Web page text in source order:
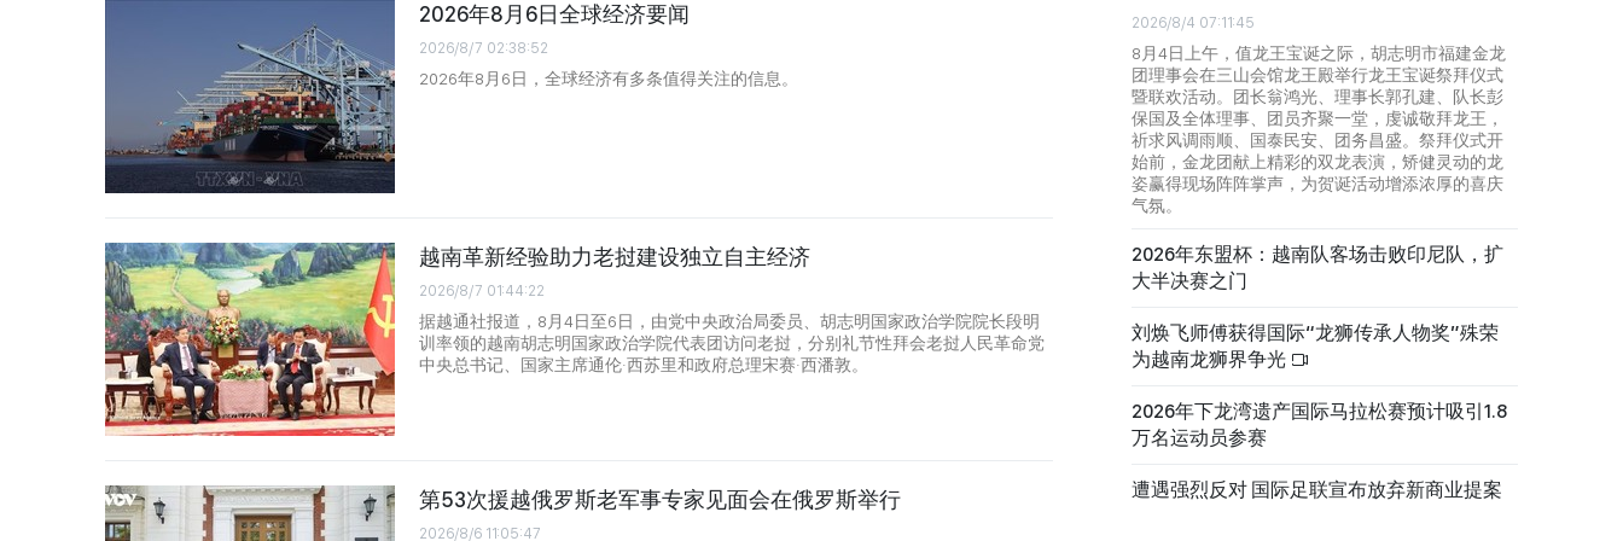
2026年8月6日全球经济要闻
2026/8/7 02:38:52
2026年8月6日，全球经济有多条值得关注的信息。
越南革新经验助力老挝建设独立自主经济
2026/8/7 01:44:22
据越通社报道，8月4日至6日，由党中央政治局委员、胡志明国家政治学院院长段明
训率领的越南胡志明国家政治学院代表团访问老挝，分别礼节性拜会老挝人民革命党
中央总书记、国家主席通伦·西苏里和政府总理宋赛·西潘敦。
第53次援越俄罗斯老军事专家见面会在俄罗斯举行
2026/8/6 11:05:47
2026/8/4 07:11:45
8月4日上午，值龙王宝诞之际，胡志明市福建金龙
团理事会在三山会馆龙王殿举行龙王宝诞祭拜仪式
暨联欢活动。团长翁鸿光、理事长郭孔建、队长彭
保国及全体理事、团员齐聚一堂，虔诚敬拜龙王，
祈求风调雨顺、国泰民安、团务昌盛。祭拜仪式开
始前，金龙团献上精彩的双龙表演，矫健灵动的龙
姿赢得现场阵阵掌声，为贺诞活动增添浓厚的喜庆
气氛。
2026年东盟杯：越南队客场击败印尼队，扩
大半决赛之门
刘焕飞师傅获得国际“龙狮传承人物奖”殊荣
为越南龙狮界争光
2026年下龙湾遗产国际马拉松赛预计吸引1.8
万名运动员参赛
遭遇强烈反对 国际足联宣布放弃新商业提案